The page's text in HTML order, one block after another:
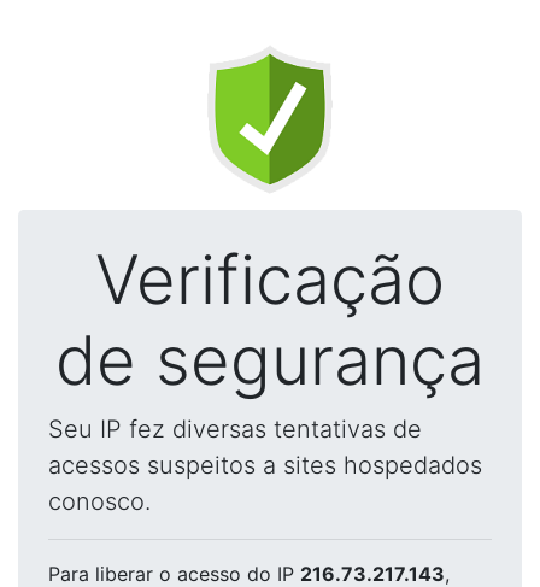
Verificação
de segurança
Seu IP fez diversas tentativas de
acessos suspeitos a sites hospedados
conosco.
Para liberar o acesso do IP 216.73.217.143,